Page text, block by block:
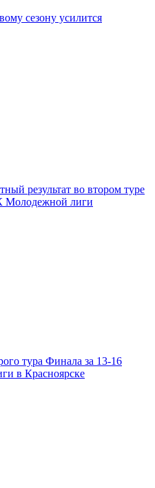
сезону усилится
результат во втором туре
Молодежной лиги
тура Финала за 13-16
в Красноярске